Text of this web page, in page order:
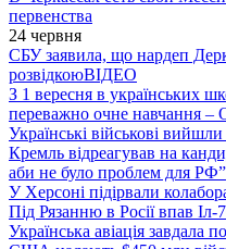
первенства
24 червня
СБУ заявила, що нардеп
розвідкоюВІДЕО
З 1 вересня в українських
переважно очне навчання –
Українські військові
Кремль відреагував на
аби не було проблем для РФ”
У Херсоні підірвали
Під Рязанню в Росії впав Іл-
Українська авіація завдала